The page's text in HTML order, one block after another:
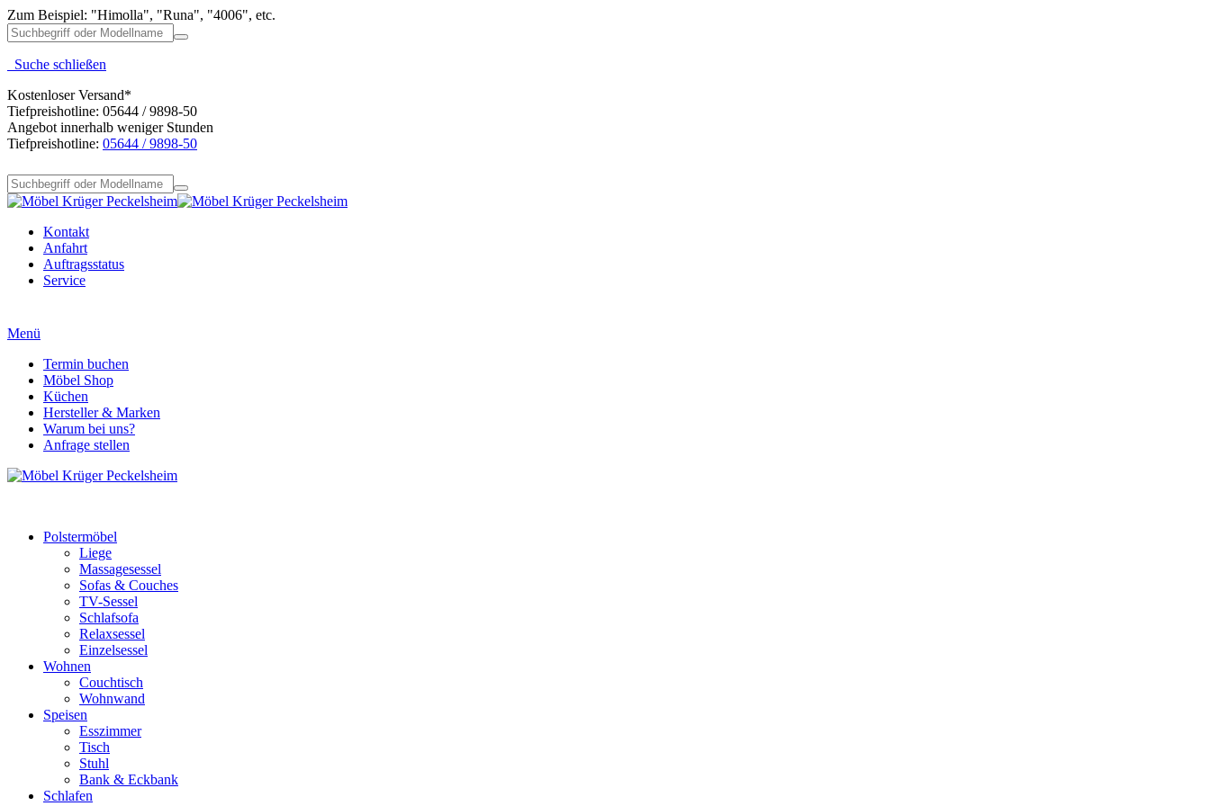
Zum Beispiel: "Himolla", "Runa", "4006", etc.
Suche schließen
Kostenloser Versand*
Tiefpreishotline: 05644 / 9898-50
Angebot innerhalb weniger Stunden
Tiefpreishotline: 05644 / 9898-50
Kontakt
Anfahrt
Auftragsstatus
Service
Menü
Termin buchen
Möbel Shop
Küchen
Hersteller & Marken
Warum bei uns?
Anfrage stellen
Polstermöbel
Liege
Massagesessel
Sofas & Couches
TV-Sessel
Schlafsofa
Relaxsessel
Einzelsessel
Wohnen
Couchtisch
Wohnwand
Speisen
Esszimmer
Tisch
Stuhl
Bank & Eckbank
Schlafen